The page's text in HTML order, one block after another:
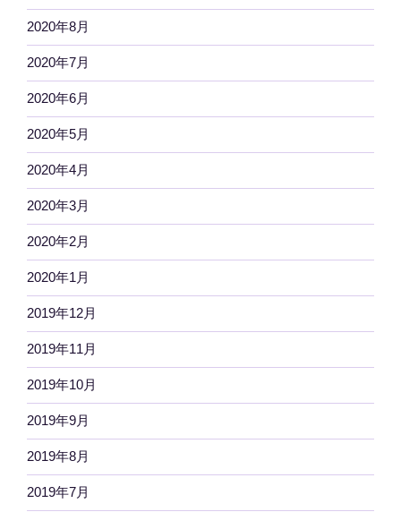
2020年8月
2020年7月
2020年6月
2020年5月
2020年4月
2020年3月
2020年2月
2020年1月
2019年12月
2019年11月
2019年10月
2019年9月
2019年8月
2019年7月